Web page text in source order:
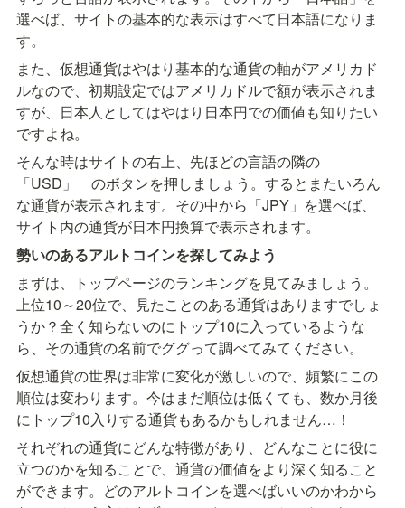
選べば、サイトの基本的な表示はすべて日本語になりま
す。
また、仮想通貨はやはり基本的な通貨の軸がアメリカド
ルなので、初期設定ではアメリカドルで額が表示されま
すが、日本人としてはやはり日本円での価値も知りたい
ですよね。
そんな時はサイトの右上、先ほどの言語の隣の
「USD」　のボタンを押しましょう。するとまたいろん
な通貨が表示されます。その中から「JPY」を選べば、
サイト内の通貨が日本円換算で表示されます。
勢いのあるアルトコインを探してみよう
まずは、トップページのランキングを見てみましょう。
上位10～20位で、見たことのある通貨はありますでしょ
うか？全く知らないのにトップ10に入っているような
ら、その通貨の名前でググって調べてみてください。
仮想通貨の世界は非常に変化が激しいので、頻繁にこの
順位は変わります。今はまだ順位は低くても、数か月後
にトップ10入りする通貨もあるかもしれません…！
それぞれの通貨にどんな特徴があり、どんなことに役に
立つのかを知ることで、通貨の価値をより深く知ること
ができます。どのアルトコインを選べばいいのかわから